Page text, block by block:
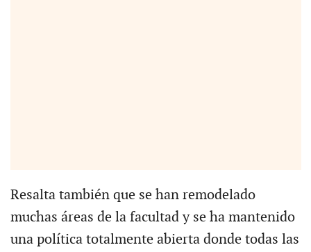
Resalta también que se han remodelado
muchas áreas de la facultad y se ha mantenido
una política totalmente abierta donde todas las